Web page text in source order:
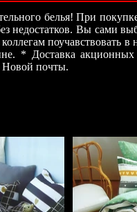
белья! При
недостатков. Вы сами
поучавствовать
* Доставка акционных
Новой почты.